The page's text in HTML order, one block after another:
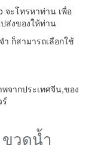
จะโทรหาท่าน เพื่อ
ส่งของให้ท่าน
ก็สามารถเลือกใช้
จากประเทศจีน,ของ
วดน้ำ